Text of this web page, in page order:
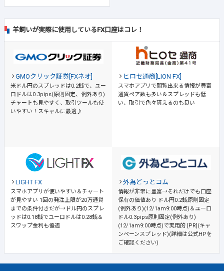
羊飼いが実際に使用しているFX口座はコレ！
GMOクリック証券[FXネオ]
米ドル円のスプレッドは0.2銭で、ユー
ロドルは0.3pips(原則固定、例外あり)
チャートも見やすく、取引ツールも使
いやすい！スキャルに最適♪
ヒロセ通商[LION FX]
スマホアプリで閲覧出来る情報が豊富
通貨ペア数も多い＆スプレッドも低
い、取引で色々貰えるのも良い
LIGHT FX
スマホアプリが使いやすい＆チャート
が見やすい 1回の発注上限が20万通貨
までの条件付きだが→ドル円のスプレ
ッドは0.18銭でユーロドルは0.28銭＆
スワップ金利も優遇
外為どっとコム
情報が非常に豊富→それだけでも口座
保有の価値あり
ドル円0.2銭原則固定
(例外あり)(12/1am9:00時点)＆ユーロ
ドル0.3pips原則固定(例外あり)
(12/1am9:00時点)で実用的 [PR](キャ
ンペーンスプレッド)(詳細は公式HPを
ご確認ください)